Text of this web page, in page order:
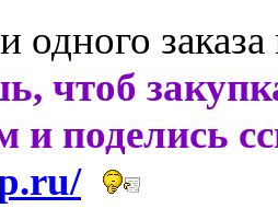
одного
чтоб
и поделись